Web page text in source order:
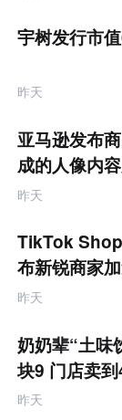
宇树发行市
昨天
亚马逊发布
成的人像内
据
昨天
TikTok
布新锐商家
金资源帮扶四
昨天
奶奶辈“土味
块9 门店卖
昨天